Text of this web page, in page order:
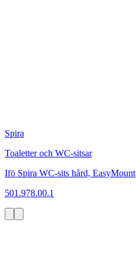
Spira
Toaletter och WC-sitsar
Ifö Spira WC-sits hård, EasyMount
501.978.00.1